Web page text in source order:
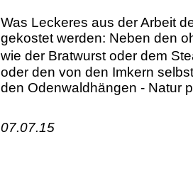
Was Leckeres aus der Arbeit
gekostet werden: Neben den
wie der Bratwurst oder dem
oder den von den Imkern
den Odenwaldhängen - Natur
07.07.15